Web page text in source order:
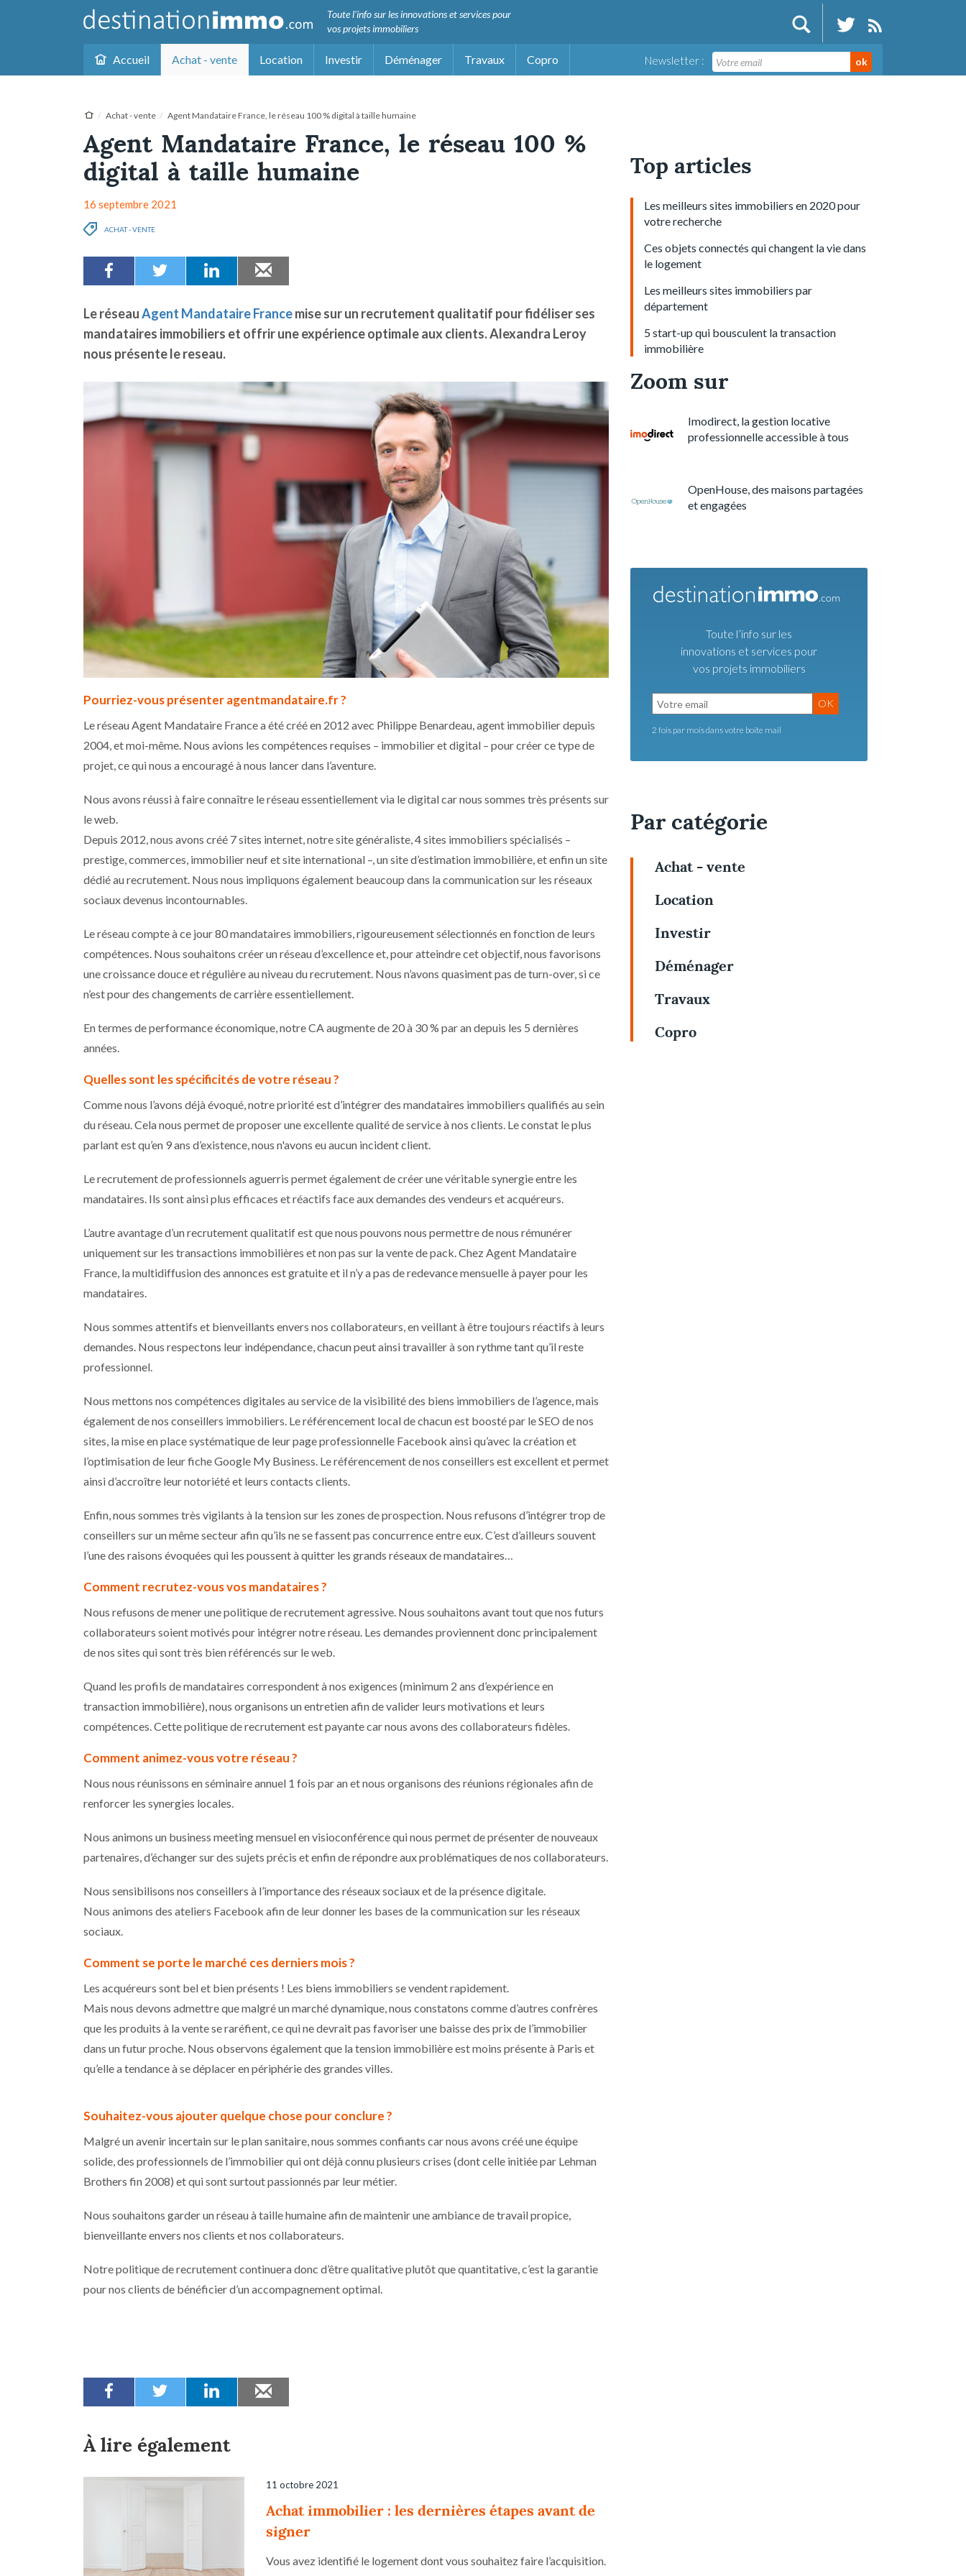
Toute l'info sur les innovations et services pour
vos projets immobiliers
Accueil Achat - vente Location Investir Déménager Travaux Copro Newsletter : ok
Achat - vente Agent Mandataire France, le réseau 100 % digital à taille humaine
Agent Mandataire France, le réseau 100 %
digital à taille humaine
16 septembre 2021
ACHAT - VENTE
Le réseauAgent Mandataire Francemise sur un recrutement qualitatif pour fidéliser ses
mandataires immobiliers et offrir une expérience optimale aux clients. Alexandra Leroy
nous présente le reseau.
Pourriez-vous présenter agentmandataire.fr ?
Le réseau Agent Mandataire France a été créé en 2012 avec Philippe Benardeau, agent immobilier depuis
2004, et moi-même. Nous avions les compétences requises – immobilier et digital – pour créer ce type de
projet, ce qui nous a encouragé à nous lancer dans l’aventure.
Nous avons réussi à faire connaître le réseau essentiellement via le digital car nous sommes très présents sur
le web.
Depuis 2012, nous avons créé 7 sites internet, notre site généraliste, 4 sites immobiliers spécialisés –
prestige, commerces, immobilier neuf et site international –, un site d’estimation immobilière, et enfin un site
dédié au recrutement. Nous nous impliquons également beaucoup dans la communication sur les réseaux
sociaux devenus incontournables.
Le réseau compte à ce jour 80 mandataires immobiliers, rigoureusement sélectionnés en fonction de leurs
compétences. Nous souhaitons créer un réseau d’excellence et, pour atteindre cet objectif, nous favorisons
une croissance douce et régulière au niveau du recrutement. Nous n’avons quasiment pas de turn-over, si ce
n’est pour des changements de carrière essentiellement.
En termes de performance économique, notre CA augmente de 20 à 30 % par an depuis les 5 dernières
années.
Quelles sont les spécificités de votre réseau ?
Comme nous l’avons déjà évoqué, notre priorité est d’intégrer des mandataires immobiliers qualifiés au sein
du réseau. Cela nous permet de proposer une excellente qualité de service à nos clients. Le constat le plus
parlant est qu’en 9 ans d’existence, nous n'avons eu aucun incident client.
Le recrutement de professionnels aguerris permet également de créer une véritable synergie entre les
mandataires. Ils sont ainsi plus efficaces et réactifs face aux demandes des vendeurs et acquéreurs.
L’autre avantage d’un recrutement qualitatif est que nous pouvons nous permettre de nous rémunérer
uniquement sur les transactions immobilières et non pas sur la vente de pack. Chez Agent Mandataire
France, la multidiffusion des annonces est gratuite et il n’y a pas de redevance mensuelle à payer pour les
mandataires.
Nous sommes attentifs et bienveillants envers nos collaborateurs, en veillant à être toujours réactifs à leurs
demandes. Nous respectons leur indépendance, chacun peut ainsi travailler à son rythme tant qu’il reste
professionnel.
Nous mettons nos compétences digitales au service de la visibilité des biens immobiliers de l’agence, mais
également de nos conseillers immobiliers. Le référencement local de chacun est boosté par le SEO de nos
sites, la mise en place systématique de leur page professionnelle Facebook ainsi qu’avec la création et
l’optimisation de leur fiche Google My Business. Le référencement de nos conseillers est excellent et permet
ainsi d’accroître leur notoriété et leurs contacts clients.
Enfin, nous sommes très vigilants à la tension sur les zones de prospection. Nous refusons d’intégrer trop de
conseillers sur un même secteur afin qu’ils ne se fassent pas concurrence entre eux. C’est d’ailleurs souvent
l’une des raisons évoquées qui les poussent à quitter les grands réseaux de mandataires…
Comment recrutez-vous vos mandataires ?
Nous refusons de mener une politique de recrutement agressive. Nous souhaitons avant tout que nos futurs
collaborateurs soient motivés pour intégrer notre réseau. Les demandes proviennent donc principalement
de nos sites qui sont très bien référencés sur le web.
Quand les profils de mandataires correspondent à nos exigences (minimum 2 ans d’expérience en
transaction immobilière), nous organisons un entretien afin de valider leurs motivations et leurs
compétences. Cette politique de recrutement est payante car nous avons des collaborateurs fidèles.
Comment animez-vous votre réseau ?
Nous nous réunissons en séminaire annuel 1 fois par an et nous organisons des réunions régionales afin de
renforcer les synergies locales.
Nous animons un business meeting mensuel en visioconférence qui nous permet de présenter de nouveaux
partenaires, d’échanger sur des sujets précis et enfin de répondre aux problématiques de nos collaborateurs.
Nous sensibilisons nos conseillers à l’importance des réseaux sociaux et de la présence digitale.
Nous animons des ateliers Facebook afin de leur donner les bases de la communication sur les réseaux
sociaux.
Comment se porte le marché ces derniers mois ?
Les acquéreurs sont bel et bien présents ! Les biens immobiliers se vendent rapidement.
Mais nous devons admettre que malgré un marché dynamique, nous constatons comme d’autres confrères
que les produits à la vente se raréfient, ce qui ne devrait pas favoriser une baisse des prix de l’immobilier
dans un futur proche. Nous observons également que la tension immobilière est moins présente à Paris et
qu’elle a tendance à se déplacer en périphérie des grandes villes.
Souhaitez-vous ajouter quelque chose pour conclure ?
Malgré un avenir incertain sur le plan sanitaire, nous sommes confiants car nous avons créé une équipe
solide, des professionnels de l’immobilier qui ont déjà connu plusieurs crises (dont celle initiée par Lehman
Brothers fin 2008) et qui sont surtout passionnés par leur métier.
Nous souhaitons garder un réseau à taille humaine afin de maintenir une ambiance de travail propice,
bienveillante envers nos clients et nos collaborateurs.
Notre politique de recrutement continuera donc d’être qualitative plutôt que quantitative, c’est la garantie
pour nos clients de bénéficier d’un accompagnement optimal.
À lire également
11 octobre 2021
Achat immobilier : les dernières étapes avant de
signer
Vous avez identifié le logement dont vous souhaitez faire l’acquisition.
Top articles
Les meilleurs sites immobiliers en 2020 pour
votre recherche
Ces objets connectés qui changent la vie dans
le logement
Les meilleurs sites immobiliers par
département
5 start-up qui bousculent la transaction
immobilière
Zoom sur
Imodirect, la gestion locative
professionnelle accessible à tous
OpenHouse, des maisons partagées
et engagées
Toute l’info sur les
innovations et services pour
vos projets immobiliers
OK
2 fois par mois dans votre boite mail
Par catégorie
Achat - vente
Location
Investir
Déménager
Travaux
Copro